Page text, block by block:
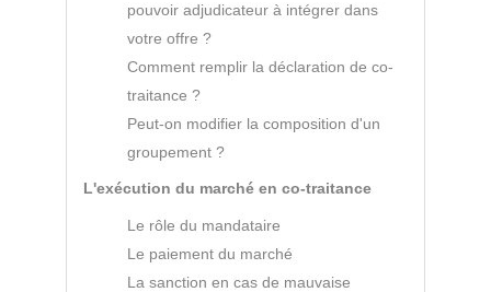
pouvoir adjudicateur à intégrer dans
votre offre ?
Comment remplir la déclaration de co-
traitance ?
Peut-on modifier la composition d'un
groupement ?
L'exécution du marché en co-traitance
Le rôle du mandataire
Le paiement du marché
La sanction en cas de mauvaise